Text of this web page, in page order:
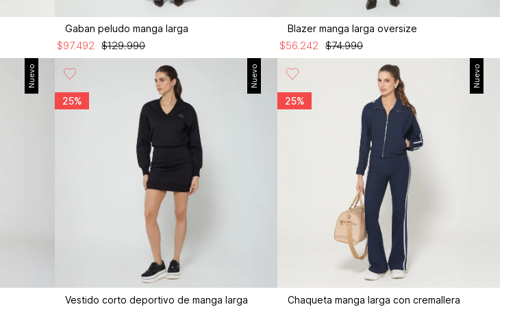
Gaban peludo manga larga
$129.990
$97.492
Blazer manga larga oversize
$74.990
$56.242
Nuevo Nuevo
25%
Vestido corto deportivo de manga larga
Nuevo
25%
Chaqueta manga larga con cremallera